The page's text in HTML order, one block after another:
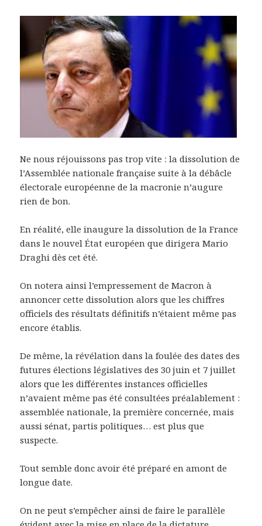
Ne nous réjouissons pas trop vite : la dissolution de
l’Assemblée nationale française suite à la débâcle
électorale européenne de la macronie n’augure
rien de bon.
En réalité, elle inaugure la dissolution de la France
dans le nouvel État européen que dirigera Mario
Draghi dès cet été.
On notera ainsi l’empressement de Macron à
annoncer cette dissolution alors que les chiffres
officiels des résultats définitifs n’étaient même pas
encore établis.
De même, la révélation dans la foulée des dates des
futures élections législatives des 30 juin et 7 juillet
alors que les différentes instances officielles
n’avaient même pas été consultées préalablement :
assemblée nationale, la première concernée, mais
aussi sénat, partis politiques… est plus que
suspecte.
Tout semble donc avoir été préparé en amont de
longue date.
On ne peut s’empêcher ainsi de faire le parallèle